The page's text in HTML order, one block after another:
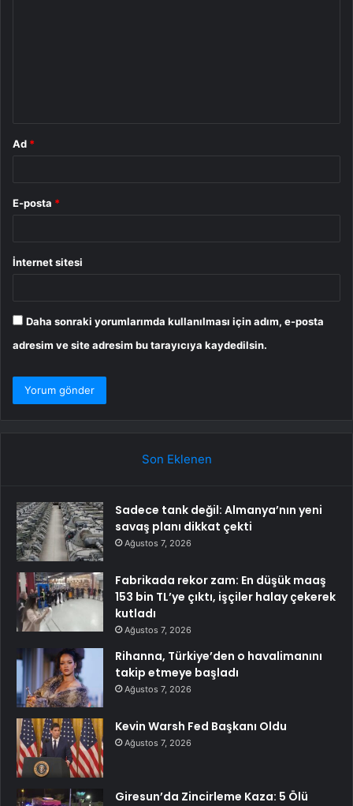
Ad *
E-posta *
İnternet sitesi
Daha sonraki yorumlarımda kullanılması için adım, e-posta
adresim ve site adresim bu tarayıcıya kaydedilsin.
Son Eklenen
Sadece tank değil: Almanya’nın yeni
savaş planı dikkat çekti
Ağustos 7, 2026
Fabrikada rekor zam: En düşük maaş
153 bin TL’ye çıktı, işçiler halay çekerek
kutladı
Ağustos 7, 2026
Rihanna, Türkiye’den o havalimanını
takip etmeye başladı
Ağustos 7, 2026
Kevin Warsh Fed Başkanı Oldu
Ağustos 7, 2026
Giresun’da Zincirleme Kaza: 5 Ölü